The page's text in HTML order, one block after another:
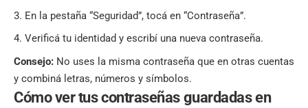
En la pestaña “Seguridad”, tocá en “Contraseña”.
Verificá tu identidad y escribí una nueva contraseña.
Consejo: No uses la misma contraseña que en otras cuentas
y combiná letras, números y símbolos.
Cómo ver tus contraseñas guardadas en